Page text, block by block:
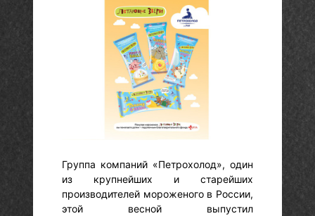
Группа компаний «Петрохолод», один
из крупнейших и старейших
производителей мороженого в России,
этой весной выпустил